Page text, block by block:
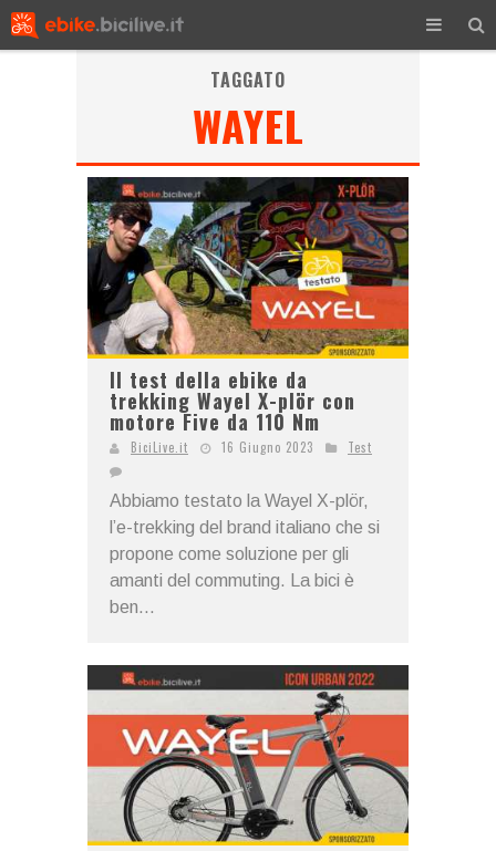
TAGGATO
WAYEL
Il test della ebike da
trekking Wayel X-plör con
motore Five da 110 Nm
BiciLive.it 16 Giugno 2023 Test
Abbiamo testato la Wayel X-plör,
l’e-trekking del brand italiano che si
propone come soluzione per gli
amanti del commuting. La bici è
ben...